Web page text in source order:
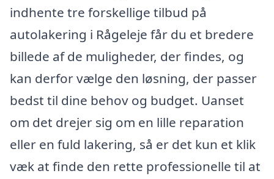
indhente tre forskellige tilbud på
autolakering i Rågeleje får du et bredere
billede af de muligheder, der findes, og
kan derfor vælge den løsning, der passer
bedst til dine behov og budget. Uanset
om det drejer sig om en lille reparation
eller en fuld lakering, så er det kun et klik
væk at finde den rette professionelle til at